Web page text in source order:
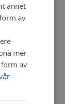
annet
av
mer
av